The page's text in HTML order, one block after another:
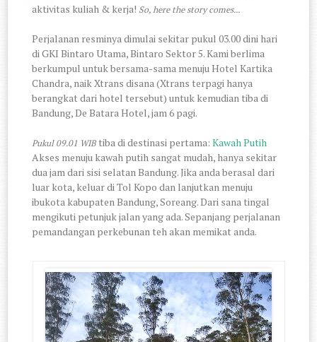
aktivitas kuliah & kerja! So, here the story comes...
Perjalanan resminya dimulai sekitar pukul 03.00 dini hari
di GKI Bintaro Utama, Bintaro Sektor 5. Kami berlima
berkumpul untuk bersama-sama menuju Hotel Kartika
Chandra, naik Xtrans disana (Xtrans terpagi hanya
berangkat dari hotel tersebut) untuk kemudian tiba di
Bandung, De Batara Hotel, jam 6 pagi.
Pukul 09.01 WIB tiba di destinasi pertama:Kawah Putih
Akses menuju kawah putih sangat mudah, hanya sekitar
dua jam dari sisi selatan Bandung. Jika anda berasal dari
luar kota, keluar di Tol Kopo dan lanjutkan menuju
ibukota kabupaten Bandung, Soreang. Dari sana tingal
mengikuti petunjuk jalan yang ada. Sepanjang perjalanan
pemandangan perkebunan teh akan memikat anda.